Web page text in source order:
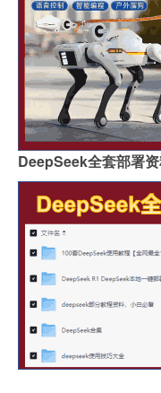
DeepSeek全套部署